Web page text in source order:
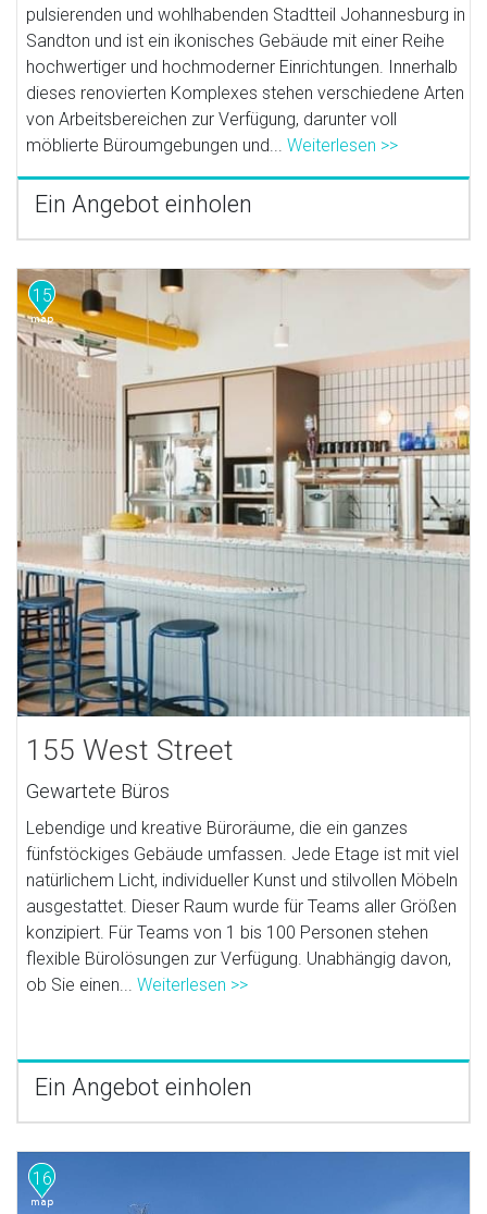
pulsierenden und wohlhabenden Stadtteil Johannesburg in
Sandton und ist ein ikonisches Gebäude mit einer Reihe
hochwertiger und hochmoderner Einrichtungen. Innerhalb
dieses renovierten Komplexes stehen verschiedene Arten
von Arbeitsbereichen zur Verfügung, darunter voll
möblierte Büroumgebungen und...Weiterlesen >>
Ein Angebot einholen
15
155 West Street
Gewartete Büros
Lebendige und kreative Büroräume, die ein ganzes
fünfstöckiges Gebäude umfassen. Jede Etage ist mit viel
natürlichem Licht, individueller Kunst und stilvollen Möbeln
ausgestattet. Dieser Raum wurde für Teams aller Größen
konzipiert. Für Teams von 1 bis 100 Personen stehen
flexible Bürolösungen zur Verfügung. Unabhängig davon,
ob Sie einen...Weiterlesen >>
Ein Angebot einholen
16